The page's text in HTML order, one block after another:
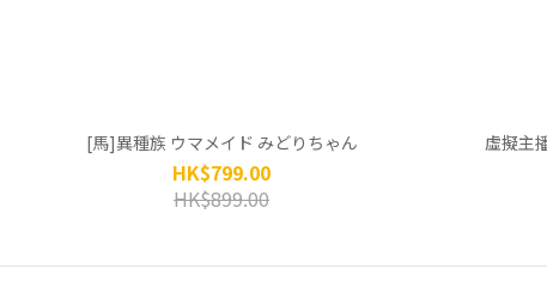
[馬]異種族 ウマメイド みどりちゃん
HK$799.00
HK$899.00
虛擬主